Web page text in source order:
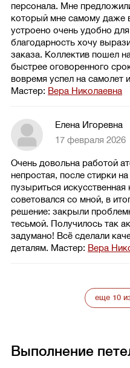
персонала. Мне
который мне самому даже
устроено очень удобно
благодарность хочу
заказа. Коллектив пошел
быстрее оговоренного
вовремя успел на самолет
Мастер: Вера Николаевна
Елена Игоревна
17 февраля 2026
Очень довольна работой
непростая, после стирки
пузыриться
советовался со мной, в
решение: закрыли
тесьмой. Получилось так
задумано! Всё сделали
деталям. Мастер: Вера
еще 10
Выполнение